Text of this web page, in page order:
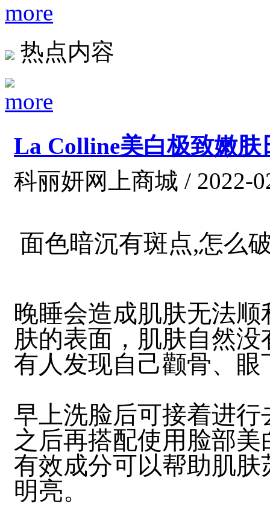
热点内容
La Colline美白极致嫩
科丽妍网上商城 / 2022-
面色暗沉有斑点,怎么
晚睡会造成肌肤无法
肤的表面，肌肤自然
有人发现自己颧骨、
早上洗脸后可接着进
之后再搭配使用脸部
有效成分可以帮助肌
明亮。